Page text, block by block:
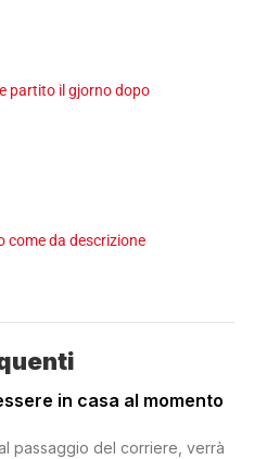
partito il gjorno dopo
come da descrizione
in casa al momento
passaggio del corriere, verrà